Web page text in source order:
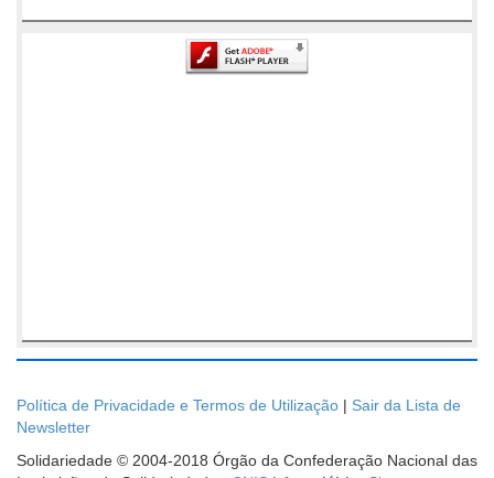
Política de Privacidade e Termos de Utilização | Sair da Lista de
Newsletter
Solidariedade © 2004-2018 Órgão da Confederação Nacional das